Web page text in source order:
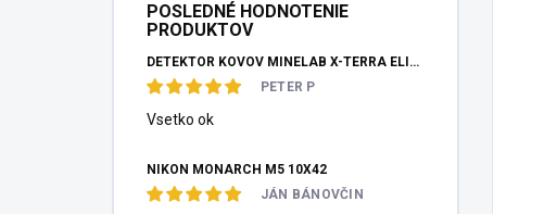
POSLEDNÉ HODNOTENIE
PRODUKTOV
DETEKTOR KOVOV MINELAB X-TERRA ELITE PINPOITER SET
PETER P
Vsetko ok
NIKON MONARCH M5 10X42
JÁN BÁNOVČIN